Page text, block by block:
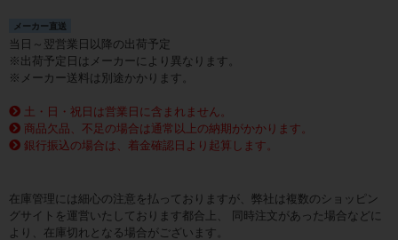
メーカー直送
当日～翌営業日以降の出荷予定
※出荷予定日はメーカーにより異なります。
※メーカー送料は別途かかります。
土・日・祝日は営業日に含まれません。
商品欠品、不足の場合は通常以上の納期がかかります。
銀行振込の場合は、着金確認日より起算します。
在庫管理には細心の注意を払っておりますが、弊社は複数のショッピン
グサイトを運営いたしております都合上、 同時注文があった場合などに
より、在庫切れとなる場合がございます。